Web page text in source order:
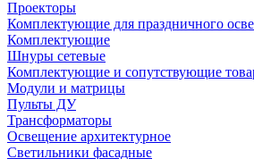
Проекторы
Комплектующие для праздничного
Комплектующие
Шнуры сетевые
Комплектующие и сопутствующие
Модули и матрицы
Пульты ДУ
Трансформаторы
Освещение архитектурное
Светильники фасадные